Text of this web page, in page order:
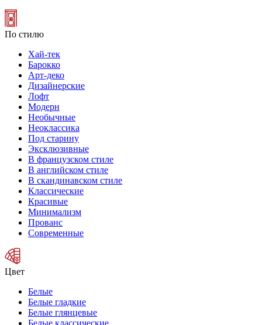
По стилю
Хай-тек
Барокко
Арт-деко
Дизайнерские
Лофт
Модерн
Необычные
Неоклассика
Под старину
Эксклюзивные
В французском стиле
В английском стиле
В скандинавском стиле
Классические
Красивые
Минимализм
Прованс
Современные
Цвет
Белые
Белые гладкие
Белые глянцевые
Белые классические